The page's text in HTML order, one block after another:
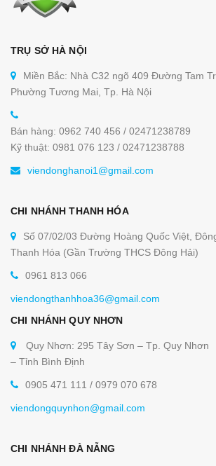
TRỤ SỞ HÀ NỘI
Miền Bắc: Nhà C32 ngõ 409 Đường Tam
Phường Tương Mai, Tp. Hà Nội
Bán hàng: 0962 740 456 / 02471238789
Kỹ thuật: 0981 076 123 / 02471238788
viendonghanoi1@gmail.com
CHI NHÁNH THANH HÓA
Số 07/02/03 Đường Hoàng Quốc Việt,
Thanh Hóa (Gần Trường THCS Đông Hải)
0961 813 066
viendongthanhhoa36@gmail.com
CHI NHÁNH QUY NHƠN
Quy Nhơn: 295 Tây Sơn – Tp. Quy Nhơn
– Tỉnh Bình Định
0905 471 111 / 0979 070 678
viendongquynhon@gmail.com
CHI NHÁNH ĐÀ NẴNG